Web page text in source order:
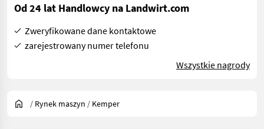
Od 24 lat Handlowcy na Landwirt.com
Zweryfikowane dane kontaktowe
zarejestrowany numer telefonu
Wszystkie nagrody
/ Rynek maszyn / Kemper